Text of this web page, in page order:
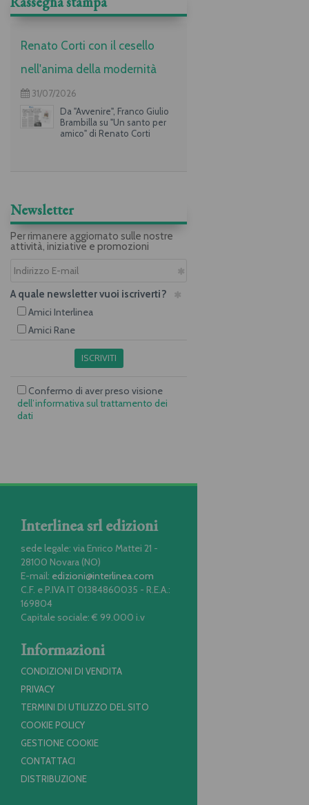
Renato Corti con il cesello
nell'anima della modernità
31/07/2026
Da "Avvenire", Franco Giulio
Brambilla su "Un santo per
amico" di Renato Corti
Newsletter
Per rimanere aggiornato sulle nostre
attività, iniziative e promozioni
A quale newsletter vuoi iscriverti?
Amici Interlinea
Amici Rane
ISCRIVITI
Confermo di aver preso visione
dell’informativa sul trattamento dei
dati
Interlinea srl edizioni
sede legale: via Enrico Mattei 21 -
28100 Novara (NO)
E-mail: edizioni@interlinea.com
C.F. e P.IVA IT 01384860035 - R.E.A.:
169804
Capitale sociale: € 99.000 i.v
Informazioni
CONDIZIONI DI VENDITA
PRIVACY
TERMINI DI UTILIZZO DEL SITO
COOKIE POLICY
GESTIONE COOKIE
CONTATTACI
DISTRIBUZIONE